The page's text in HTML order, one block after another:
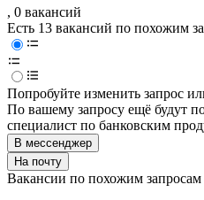
, 0 вакансий
Есть 13 вакансий по похожим
Попробуйте изменить запрос
По вашему запросу ещё будут
специалист по банковским
В мессенджер
На почту
Вакансии по похожим запросам